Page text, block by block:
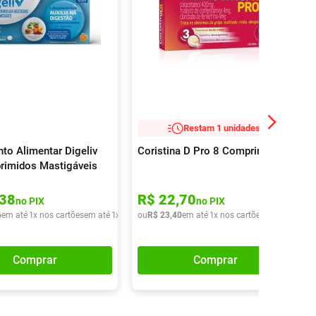
Alimentar Digeliv
Mastigáveis
no PIX
em até 1x nos cartõesem até 1x de R$ 56,06
Comprar
Restam 1 unidades!
Coristina D Pro 8 Comprimidos
R$ 22,70no PIX
ou R$ 23,40em até 1x nos cartões
Comprar